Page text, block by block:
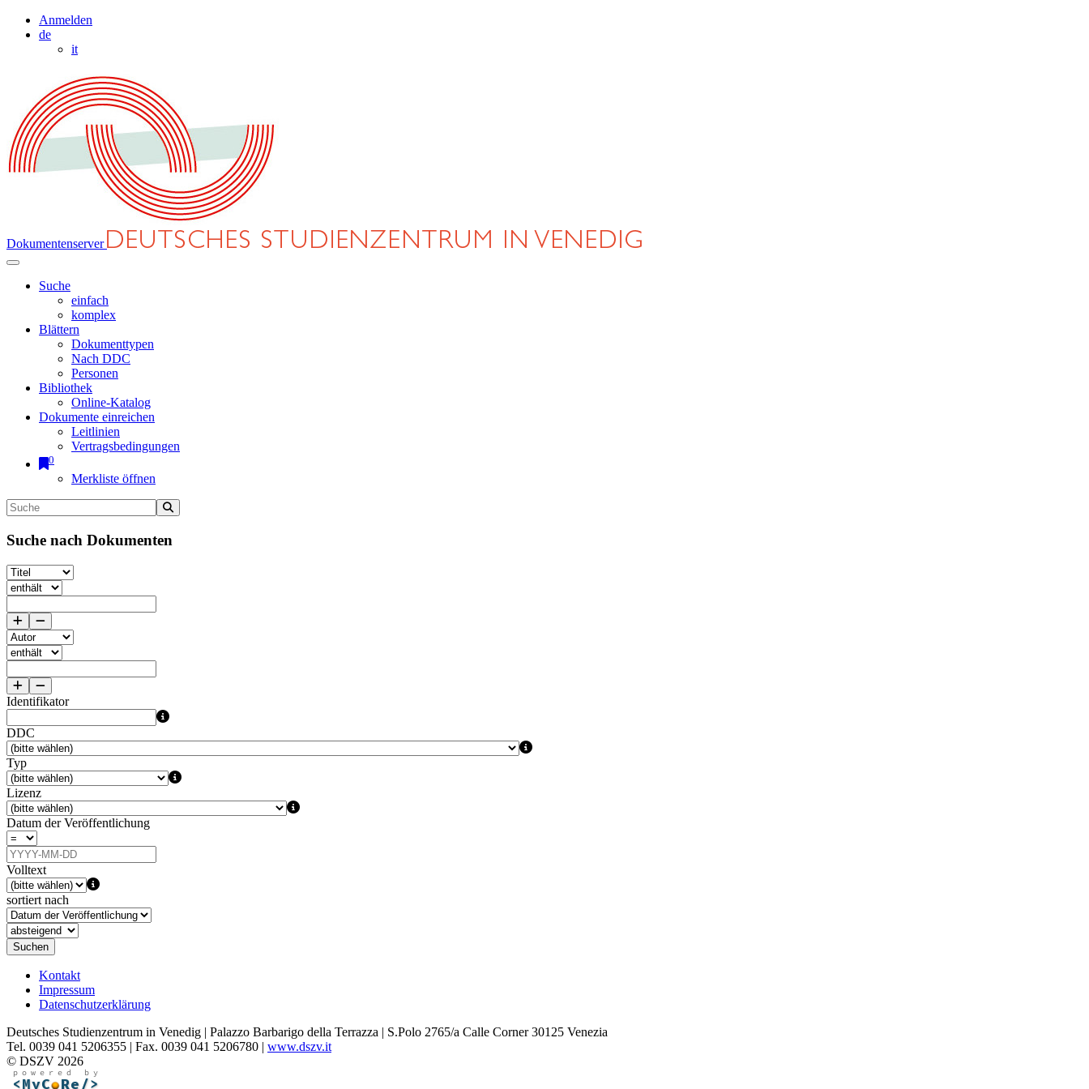
Anmelden
de
it
Dokumentenserver
Suche
einfach
komplex
Blättern
Dokumenttypen
Nach DDC
Personen
Bibliothek
Online-Katalog
Dokumente einreichen
Leitlinien
Vertragsbedingungen
0
Merkliste öffnen
Suche nach Dokumenten
Identifikator
DDC
Typ
Lizenz
Datum der Veröffentlichung
Volltext
sortiert nach
Suchen
Kontakt
Impressum
Datenschutzerklärung
Deutsches Studienzentrum in Venedig | Palazzo Barbarigo della Terrazza | S.Polo 2765/a Calle Corner 30125 Venezia
Tel. 0039 041 5206355 | Fax. 0039 041 5206780 | www.dszv.it
© DSZV 2026